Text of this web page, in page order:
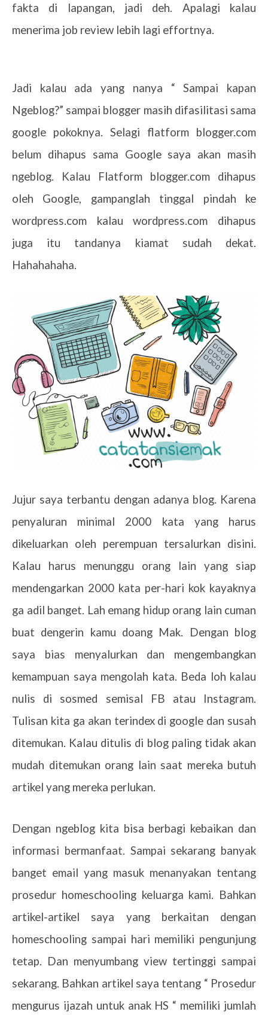
fakta di lapangan, jadi deh. Apalagi kalau
menerima job review lebih lagi effortnya.
Jadi kalau ada yang nanya “ Sampai kapan
Ngeblog?” sampai blogger masih difasilitasi sama
google pokoknya. Selagi flatform blogger.com
belum dihapus sama Google saya akan masih
ngeblog. Kalau Flatform blogger.com dihapus
oleh Google, gampanglah tinggal pindah ke
wordpress.com kalau wordpress.com dihapus
juga itu tandanya kiamat sudah dekat.
Hahahahaha.
Jujur saya terbantu dengan adanya blog. Karena
penyaluran minimal 2000 kata yang harus
dikeluarkan oleh perempuan tersalurkan disini.
Kalau harus menunggu orang lain yang siap
mendengarkan 2000 kata per-hari kok kayaknya
ga adil banget. Lah emang hidup orang lain cuman
buat dengerin kamu doang Mak. Dengan blog
saya bias menyalurkan dan mengembangkan
kemampuan saya mengolah kata. Beda loh kalau
nulis di sosmed semisal FB atau Instagram.
Tulisan kita ga akan terindex di google dan susah
ditemukan. Kalau ditulis di blog paling tidak akan
mudah ditemukan orang lain saat mereka butuh
artikel yang mereka perlukan.
Dengan ngeblog kita bisa berbagi kebaikan dan
informasi bermanfaat. Sampai sekarang banyak
banget email yang masuk menanyakan tentang
prosedur homeschooling keluarga kami. Bahkan
artikel-artikel saya yang berkaitan dengan
homeschooling sampai hari memiliki pengunjung
tetap. Dan menyumbang view tertinggi sampai
sekarang. Bahkan artikel saya tentang “ Prosedur
mengurus ijazah untuk anak HS “ memiliki jumlah